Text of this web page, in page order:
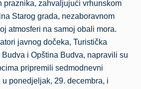
praznika, zahvaljujući vrhunskom
Starog grada, nezaboravnom
atmosferi na samoj obali mora.
javnog dočeka, Turistička
i Opština Budva, napravili su
pripremili sedmodnevni
ponedjeljak, 29. decembra, i